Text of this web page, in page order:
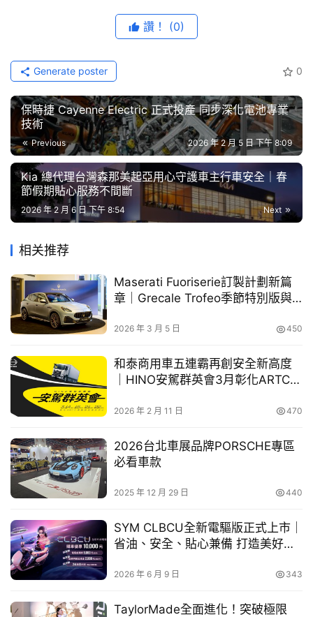
口
中
古
車
行
百
大
古
買
車
幫
忙
玩
C
A
R
2025全球大賽7歲(含)以下組最佳入圍獎：顏德安同學作品
《宇宙火箭車》
2025全球大賽12歲(含)～15歲(含)最佳入圍獎：王元宗同
學作品《地震救援車》
今年，TOYOTA特別邀請人氣親子插畫家Mia林孜育共
同響應，攜手支持兒童藝術創作與想像力扎根。同時，完成
報名即可獲得《
TOYOTA夢想車 雄獅12色蠟筆》乙份（限
度推出「車主限定報名禮」：凡為TOYOTA車主子女並完成
報名者，即可獲得升級報名禮《TOYOTA QQ迴力車》（限
前300名，迴力車如贈完將改贈以雄獅12色蠟筆，報名禮均
為「團體報名」，除了獲獎者本人可獲得圖書禮券$1,000元
讚！ (0)
0
Generate poster
保時捷 Cayenne Electric 正式投產 同步深化電池專業
技術
Previous 2026 年 2 月 5 日 下午 8:09
Kia 總代理台灣森那美起亞用心守護車主行車安全｜春
節假期貼心服務不間斷
Next
2026 年 2 月 6 日 下午 8:54
相关推荐
Maserati Fuoriserie訂製計劃新篇
章｜Grecale Trofeo季節特別版與
2026 年 3 月 5 日 450
和泰商用車五連霸再創安全新高度
｜HINO安駕群英會3月彰化ARTC盛
2026 年 2 月 11 日 470
2026台北車展品牌PORSCHE專區
必看車款
2025 年 12 月 29 日 440
SYM CLBCU全新電驅版正式上市｜
省油、安全、貼心兼備 打造美好騎
2026 年 6 月 9 日 343
TaylorMade全面進化！突破極限